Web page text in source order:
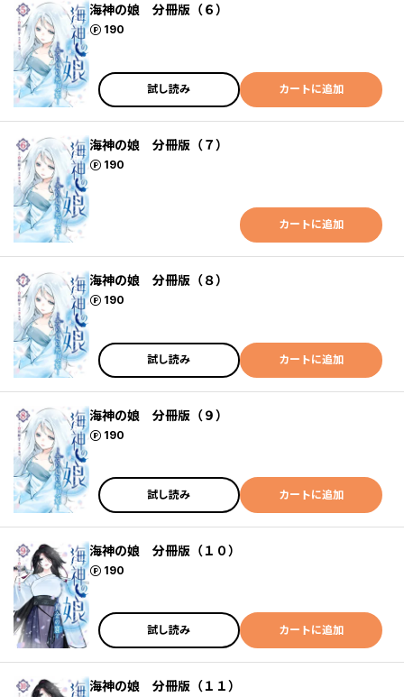
海神の娘 分冊版（６）
190
ポイント
試し読み カートに追加
海神の娘 分冊版（７）
190
ポイント
カートに追加
海神の娘 分冊版（８）
190
ポイント
試し読み カートに追加
海神の娘 分冊版（９）
190
ポイント
試し読み カートに追加
海神の娘 分冊版（１０）
190
ポイント
試し読み カートに追加
海神の娘 分冊版（１１）